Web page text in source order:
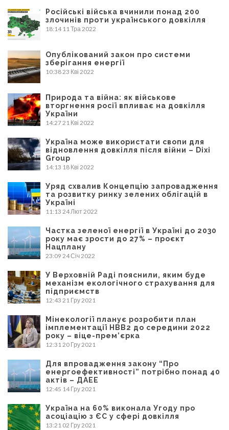
Російські війська вчинили понад 200
злочинів проти українського довкілля
18:14 11 Тра 2022
Опублікований закон про системи
зберігання енергії
10:3823 Кві 2022
Природа та війна: як військове
вторгнення росії впливає на довкілля
України
14:2721 Кві 2022
Україна може використати свопи для
відновлення довкілля після війни – Dixi
Group
14:13 18 Кві 2022
Уряд схвалив Концепцію запровадження
та розвитку ринку зелених облігацій в
Україні
11:13 24 Лют 2022
Частка зеленої енергії в Україні до 2030
року має зрости до 27% – проєкт
Нацплану
23:09 24 Січ 2022
У Верховній Раді пояснили, яким буде
механізм екологічного страхування для
підприємств
12:43 21 Гру 2021
Мінекології планує розробити план
імплементації НВВ2 до середини 2022
року – віце-прем’єрка
12:3120 Гру 2021
Для впровадження закону “Про
енергоефективності” потрібно понад 40
актів – ДАЕЕ
12:45 14 Гру 2021
Україна на 60% виконала Угоду про
асоціацію з ЄС у сфері довкілля
13:21 02 Гру 2021